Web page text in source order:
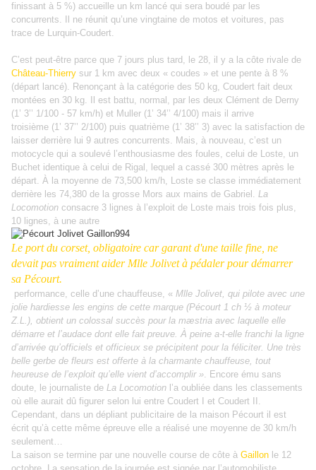
finissant à 5 %) accueille un km lancé qui sera boudé par les
concurrents. Il ne réunit qu’une vingtaine de motos et voitures, pas
trace de Lurquin-Coudert.
C’est peut-être parce que 7 jours plus tard, le 28, il y a la côte rivale de
Château-Thierry sur 1 km avec deux « coudes » et une pente à 8 %
(départ lancé). Renonçant à la catégorie des 50 kg, Coudert fait deux
montées en 30 kg. Il est battu, normal, par les deux Clément de Derny
(1’ 3’’ 1/100 - 57 km/h) et Muller (1’ 34’’ 4/100) mais il arrive
troisième (1’ 37’’ 2/100) puis quatrième (1’ 38’’ 3) avec la satisfaction de
laisser derrière lui 9 autres concurrents. Mais, à nouveau, c’est un
motocycle qui a soulevé l’enthousiasme des foules, celui de Loste, un
Buchet identique à celui de Rigal, lequel a cassé 300 mètres après le
départ. À la moyenne de 73,500 km/h, Loste se classe immédiatement
derrière les 74,380 de la grosse Mors aux mains de Gabriel. La
Locomotion consacre 3 lignes à l’exploit de Loste mais trois fois plus,
10 lignes, à une autre
Le port du corset, obligatoire car garant d'une taille fine, ne
devait pas vraiment aider Mlle Jolivet à pédaler pour démarrer
sa Pécourt.
performance, celle d’une chauffeuse, « Mlle Jolivet, qui pilote avec une
jolie hardiesse les engins de cette marque (Pécourt 1 ch ½ à moteur
Z.L.), obtient un colossal succès pour la mæstria avec laquelle elle
démarre et l’audace dont elle fait preuve. À peine a-t-elle franchi la ligne
d’arrivée qu’officiels et officieux se précipitent pour la féliciter. Une très
belle gerbe de fleurs est offerte à la charmante chauffeuse, tout
heureuse de l’exploit qu’elle vient d’accomplir ». Encore ému sans
doute, le journaliste de La Locomotion l’a oubliée dans les classements
où elle aurait dû figurer selon lui entre Coudert I et Coudert II.
Cependant, dans un dépliant publicitaire de la maison Pécourt il est
écrit qu’à cette même épreuve elle a réalisé une moyenne de 30 km/h
seulement…
La saison se termine par une nouvelle course de côte à Gaillon le 12